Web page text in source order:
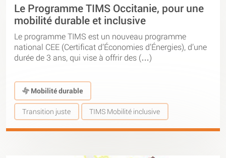
Le Programme TIMS Occitanie, pour une
mobilité durable et inclusive
Le programme TIMS est un nouveau programme
national CEE (Certificat d’Économies d’Énergies), d’une
durée de 3 ans, qui vise à offrir des (…)
Mobilité durable
Transition juste TIMS Mobilité inclusive